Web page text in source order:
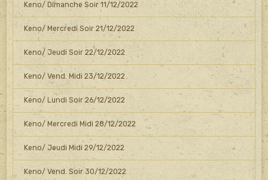
Keno/ Dimanche Soir 11/12/2022
Keno/ Mercredi Soir 21/12/2022
Keno/ Jeudi Soir 22/12/2022
Keno/ Vend. Midi 23/12/2022
Keno/ Lundi Soir 26/12/2022
Keno/ Mercredi Midi 28/12/2022
Keno/ Jeudi Midi 29/12/2022
Keno/ Vend. Soir 30/12/2022